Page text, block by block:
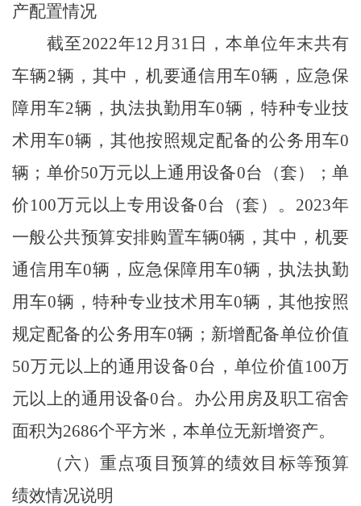
产配置情况
截至2022年12月31日，本单位年末共有
车辆2辆，其中，机要通信用车0辆，应急保
障用车2辆，执法执勤用车0辆，特种专业技
术用车0辆，其他按照规定配备的公务用车0
辆；单价50万元以上通用设备0台（套）；单
价100万元以上专用设备0台（套）。2023年
一般公共预算安排购置车辆0辆，其中，机要
通信用车0辆，应急保障用车0辆，执法执勤
用车0辆，特种专业技术用车0辆，其他按照
规定配备的公务用车0辆；新增配备单位价值
50万元以上的通用设备0台，单位价值100万
元以上的通用设备0台。办公用房及职工宿舍
面积为2686个平方米，本单位无新增资产。
（六）重点项目预算的绩效目标等预算
绩效情况说明